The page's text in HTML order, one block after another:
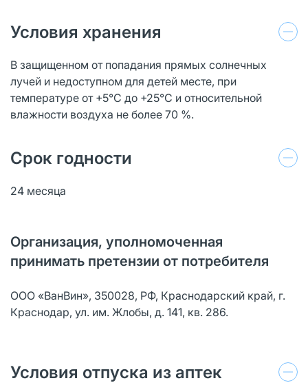
Условия хранения
В защищенном от попадания прямых солнечных
лучей и недоступном для детей месте, при
температуре от +5°C до +25°C и относительной
влажности воздуха не более 70 %.
Срок годности
24 месяца
Организация, уполномоченная
принимать претензии от потребителя
ООО «ВанВин», 350028, РФ, Краснодарский край, г.
Краснодар, ул. им. Жлобы, д. 141, кв. 286.
Условия отпуска из аптек